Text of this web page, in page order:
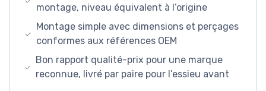
montage, niveau équivalent à l’origine
Montage simple avec dimensions et perçages
conformes aux références OEM
Bon rapport qualité-prix pour une marque
reconnue, livré par paire pour l’essieu avant